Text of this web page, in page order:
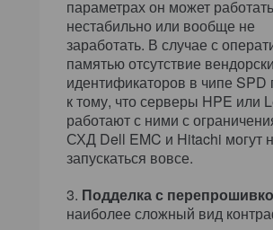
параметрах он может работать
нестабильно или вообще не
заработать. В случае с
памятью отсутствие
идентификаторов в чипе SPD
к тому, что серверы HPE или
работают с ними с
СХД Dell EMC и Hitachi могут
запускаться вовсе.
Подделка с
наиболее сложный вид